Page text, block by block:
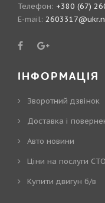
Телефон: +380 (67)
E-mail:
ІНФОРМАЦІЯ
Зворотний дзвінок
Доставка і
Авто новини
Ціни на послуги СТО
Купити двигун б/в